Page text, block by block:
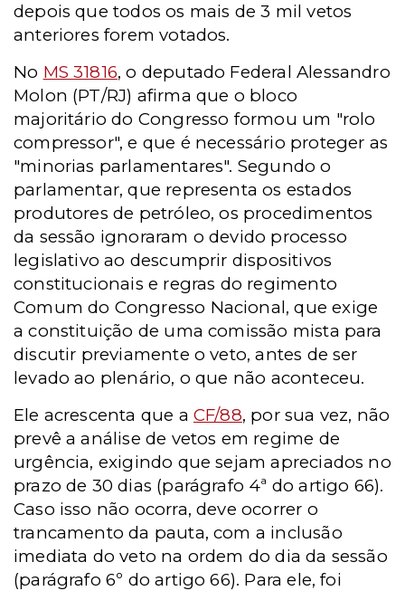
depois que todos os mais de 3 mil vetos
anteriores forem votados.
No MS 31816, o deputado Federal Alessandro
Molon (PT/RJ) afirma que o bloco
majoritário do Congresso formou um "rolo
compressor", e que é necessário proteger as
"minorias parlamentares". Segundo o
parlamentar, que representa os estados
produtores de petróleo, os procedimentos
da sessão ignoraram o devido processo
legislativo ao descumprir dispositivos
constitucionais e regras do regimento
Comum do Congresso Nacional, que exige
a constituição de uma comissão mista para
discutir previamente o veto, antes de ser
levado ao plenário, o que não aconteceu.
Ele acrescenta que a CF/88, por sua vez, não
prevê a análise de vetos em regime de
urgência, exigindo que sejam apreciados no
prazo de 30 dias (parágrafo 4ª do artigo 66).
Caso isso não ocorra, deve ocorrer o
trancamento da pauta, com a inclusão
imediata do veto na ordem do dia da sessão
(parágrafo 6º do artigo 66). Para ele, foi